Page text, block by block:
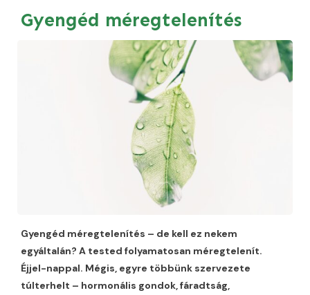
Gyengéd méregtelenítés
Gyengéd méregtelenítés – de kell ez nekem
egyáltalán? A tested folyamatosan méregtelenít.
Éjjel-nappal. Mégis, egyre többünk szervezete
túlterhelt – hormonális gondok, fáradtság,